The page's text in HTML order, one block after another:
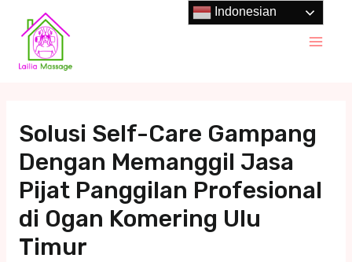
content
Solusi Self-Care Gampang
Dengan Memanggil Jasa
Pijat Panggilan Profesional
di Ogan Komering Ulu
Timur
Indonesian